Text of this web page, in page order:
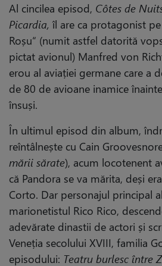
Al cincilea episod, Côtes de
Picardia, îl are ca protagonist
Roșu“ (numit astfel datorită
pictat avionul) Manfred von
erou al aviației germane care a
de 80 de avioane inamice
însuși.
În ultimul episod din album,
reîntâlnește cu Cain
mării sărate), acum locotenent
că Pandora se va mărita, deși
Corto. Dar personajul principal
marionetistul Rico Rico,
adevărate dinastii de actori și
Veneția secolului XVIII, familia
episodului: Teatru burlesc între